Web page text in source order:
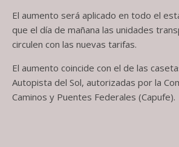
El aumento será aplicado en todo el
que el día de mañana las unidades
circulen con las nuevas tarifas.
El aumento coincide con el de las
Autopista del Sol, autorizadas por la
Caminos y Puentes Federales (Capufe).